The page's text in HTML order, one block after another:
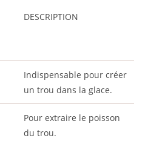
DESCRIPTION
Indispensable pour créer
un trou dans la glace.
Pour extraire le poisson
du trou.